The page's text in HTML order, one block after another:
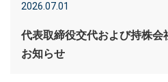
2026.07.01
代表取締役交代および持株会
お知らせ